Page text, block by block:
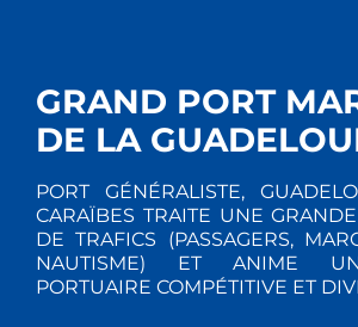
GRAND PORT
DE LA
PORT GÉNÉRALISTE,
CARAÏBES TRAITE UNE
DE TRAFICS (PASSAGERS,
NAUTISME) ET ANIME
PORTUAIRE COMPÉTITIVE ET